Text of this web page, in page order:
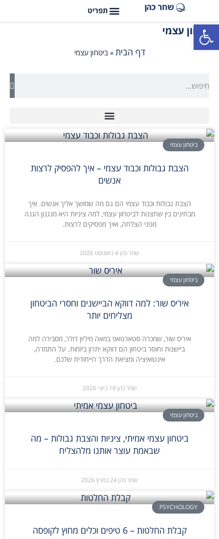
פתח סרגל נגישות
ביטחון עצמי
דף הבית » ביטחון עצמי
ביטחון עצמי
הצבת גבולות וכבוד עצמי – איך להפסיק לרצות
אנשים
הצבת גבולות וכבוד עצמי הם גם מה שמושך אליך אנשים. איך
מבחינים בין שחצנות לביטחון עצמי, למה ציניות היא מנגנון הגנה
מפני הצלחה, ואיך מפסיקים לרצות.
שחר כהן4 באוגוסט 2026
ביטחון עצמי
איריס שור: למה דווקא הביישנים וחסרי הביטחון
מצליחים יותר
איריס שור, שמכרה סטארטאפ במאה מיליון דולר, מסבירה למה
ביישנות וחוסר ביטחון הם דווקא יתרון ביזמות. על התמדה,
אינטואיציה ומציאת הדרך הייחודית שלכם.
שחר כהן 18 ביוני 2026
ביטחון עצמי
ביטחון עצמי אמיתי, ציניות והצבת גבולות – מה
שבאמת עוצר אותנו מלהצליח
שחר כהן24 במרץ 2026
PSYCHOLOGY
קבלת החלטות – 6 טיפים וכלים מחוץ לקופסה